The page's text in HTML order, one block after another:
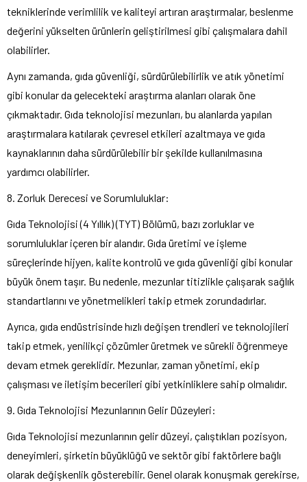
tekniklerinde verimlilik ve kaliteyi artıran araştırmalar, beslenme
değerini yükselten ürünlerin geliştirilmesi gibi çalışmalara dahil
olabilirler.
Aynı zamanda, gıda güvenliği, sürdürülebilirlik ve atık yönetimi
gibi konular da gelecekteki araştırma alanları olarak öne
çıkmaktadır. Gıda teknolojisi mezunları, bu alanlarda yapılan
araştırmalara katılarak çevresel etkileri azaltmaya ve gıda
kaynaklarının daha sürdürülebilir bir şekilde kullanılmasına
yardımcı olabilirler.
8. Zorluk Derecesi ve Sorumluluklar:
Gıda Teknolojisi (4 Yıllık) (TYT) Bölümü, bazı zorluklar ve
sorumluluklar içeren bir alandır. Gıda üretimi ve işleme
süreçlerinde hijyen, kalite kontrolü ve gıda güvenliği gibi konular
büyük önem taşır. Bu nedenle, mezunlar titizlikle çalışarak sağlık
standartlarını ve yönetmelikleri takip etmek zorundadırlar.
Ayrıca, gıda endüstrisinde hızlı değişen trendleri ve teknolojileri
takip etmek, yenilikçi çözümler üretmek ve sürekli öğrenmeye
devam etmek gereklidir. Mezunlar, zaman yönetimi, ekip
çalışması ve iletişim becerileri gibi yetkinliklere sahip olmalıdır.
9. Gıda Teknolojisi Mezunlarının Gelir Düzeyleri:
Gıda Teknolojisi mezunlarının gelir düzeyi, çalıştıkları pozisyon,
deneyimleri, şirketin büyüklüğü ve sektör gibi faktörlere bağlı
olarak değişkenlik gösterebilir. Genel olarak konuşmak gerekirse,